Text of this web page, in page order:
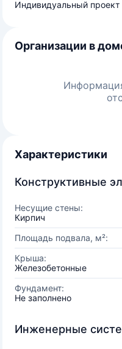
Индивидуальный проект
Организации в
Характеристики
Конструктивные
Несущие стены:
Кирпич
Площадь подвала, м²:
Крыша:
Железобетонные
Фундамент:
Не заполнено
Инженерные